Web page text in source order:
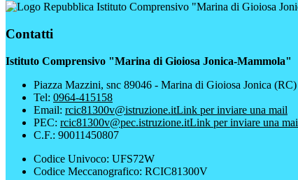
Istituto Comprensivo "Marina di Gioiosa
Contatti
Istituto Comprensivo "Marina di Gioiosa Jonica-Mammola"
Piazza Mazzini, snc 89046 - Marina di Gioiosa Jonica (RC)
Tel: 0964-415158
Email: rcic81300v@istruzione.itLink per inviare una mail
PEC: rcic81300v@pec.istruzione.itLink per inviare una
C.F.: 90011450807
Codice Univoco: UFS72W
Codice Meccanografico: RCIC81300V